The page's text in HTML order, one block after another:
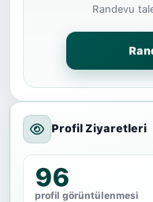
Randevu
Profil Ziyaretleri
96
profil görüntülenmesi